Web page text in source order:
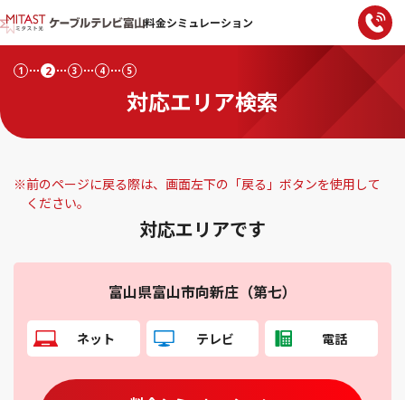
料金シミュレーション
対応エリア検索
1 2 3 4 5
※前のページに戻る際は、画面左下の「戻る」ボタンを使用して
ください。
対応エリアです
富山県富山市向新庄（第七）
ネット テレビ 電話